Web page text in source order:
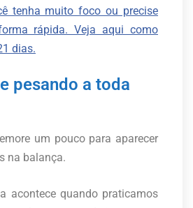
tenha muito foco ou precise
rápida. Veja aqui como
dias.
pesando a toda
um pouco para aparecer
na balança.
acontece quando praticamos